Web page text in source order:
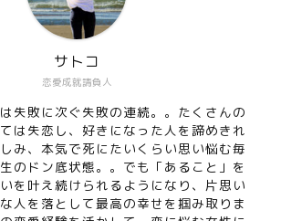
恋愛成就請負人
サトコ
失敗に次ぐ失敗の連続。。たくさんの
は失恋し、好きになった人を諦めきれ
み、本気で死にたいくらい思い悩む毎
のドン底状態。。でも「あること」を
を叶え続けられるようになり、片思い
人を落として最高の幸せを掴み取りま